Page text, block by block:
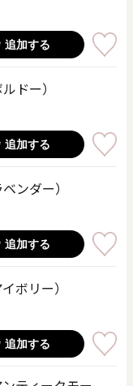
追加する
ドー）
追加する
ンダー）
追加する
ボリー）
追加する